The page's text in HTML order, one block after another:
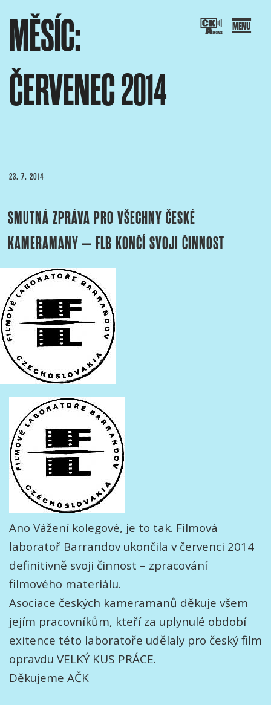
obsahu
ČESKÝCH KAMERAMANŮ
portál Asociace českých kameramanů
MĚSÍC:
ČERVENEC 2014
PUBLIKOVÁNO
23. 7. 2014
SMUTNÁ ZPRÁVA PRO VŠECHNY ČESKÉ
KAMERAMANY – FLB KONČÍ SVOJI ČINNOST
Ano Vážení kolegové, je to tak. Filmová
laboratoř Barrandov ukončila v červenci 2014
definitivně svoji činnost – zpracování
filmového materiálu.
Asociace českých kameramanů děkuje všem
jejím pracovníkům, kteří za uplynulé období
exitence této laboratoře udělaly pro český film
opravdu VELKÝ KUS PRÁCE.
Děkujeme AČK